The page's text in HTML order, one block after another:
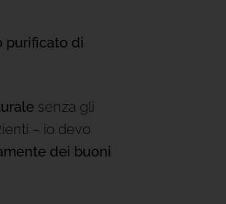
purificato di
senza gli
– io devo
dei buoni